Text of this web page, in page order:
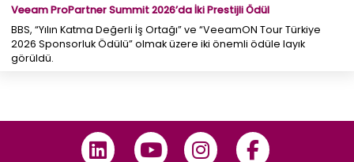
Veeam ProPartner Summit 2026’da İki Prestijli Ödül
BBS, “Yılın Katma Değerli İş Ortağı” ve “VeeamON Tour Türkiye
2026 Sponsorluk Ödülü” olmak üzere iki önemli ödüle layık
görüldü.